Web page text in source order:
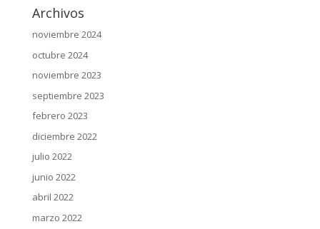
Archivos
noviembre 2024
octubre 2024
noviembre 2023
septiembre 2023
febrero 2023
diciembre 2022
julio 2022
junio 2022
abril 2022
marzo 2022